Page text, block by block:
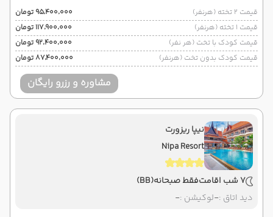
قیمت 2 تخته (هرنفر)
۹۵٬۴۰۰٬۰۰۰ تومان
قیمت 1 تخته (هرنفر)
۱۱۷٬۹۰۰٬۰۰۰ تومان
قیمت کودک با تخت (هر نفر)
۹۲٬۴۰۰٬۰۰۰ تومان
قیمت کودک بدون تخت (هرنفر)
۸۷٬۴۰۰٬۰۰۰ تومان
مشاوره و رزرو رایگان
نیپا ریزورت
Nipa Resort
7 شب اقامت فقط صبحانه(BB)
دید اتاق :-لوکیشن :-